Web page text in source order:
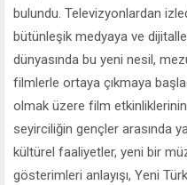
bulundu. Televizyonlardan
bütünleşik medyaya ve
dünyasında bu yeni nesil,
filmlerle ortaya çıkmaya
olmak üzere film etkinliklerinin
seyirciliğin gençler arasında
kültürel faaliyetler, yeni bir
gösterimleri anlayışı, Yeni